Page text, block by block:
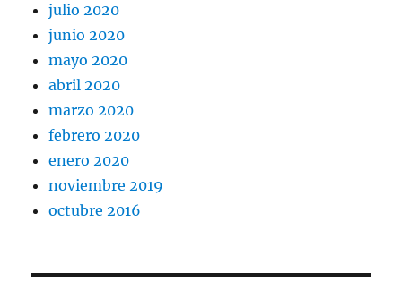
julio 2020
junio 2020
mayo 2020
abril 2020
marzo 2020
febrero 2020
enero 2020
noviembre 2019
octubre 2016